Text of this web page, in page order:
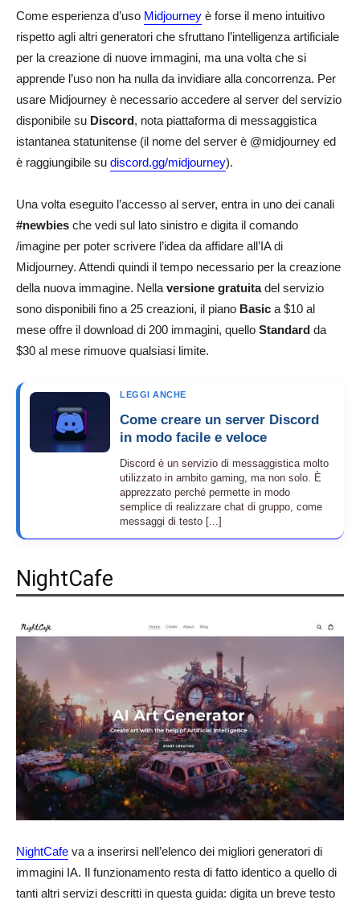
Come esperienza d’uso Midjourney è forse il meno intuitivo
rispetto agli altri generatori che sfruttano l’intelligenza artificiale
per la creazione di nuove immagini, ma una volta che si
apprende l’uso non ha nulla da invidiare alla concorrenza. Per
usare Midjourney è necessario accedere al server del servizio
disponibile su Discord, nota piattaforma di messaggistica
istantanea statunitense (il nome del server è @midjourney ed
è raggiungibile su discord.gg/midjourney).
Una volta eseguito l’accesso al server, entra in uno dei canali
#newbies che vedi sul lato sinistro e digita il comando
/imagine per poter scrivere l’idea da affidare all’IA di
Midjourney. Attendi quindi il tempo necessario per la creazione
della nuova immagine. Nella versione gratuitadel servizio
sono disponibili fino a 25 creazioni, il piano Basic a $10 al
mese offre il download di 200 immagini, quello Standard da
$30 al mese rimuove qualsiasi limite.
LEGGI ANCHE
Come creare un server Discord
in modo facile e veloce
Discord è un servizio di messaggistica molto
utilizzato in ambito gaming, ma non solo. È
apprezzato perché permette in modo
semplice di realizzare chat di gruppo, come
messaggi di testo [...]
NightCafe
NightCafe va a inserirsi nell’elenco dei migliori generatori di
immagini IA. Il funzionamento resta di fatto identico a quello di
tanti altri servizi descritti in questa guida: digita un breve testo